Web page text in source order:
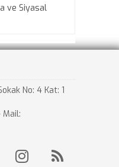
ve Siyasal
No: 4 Kat: 1